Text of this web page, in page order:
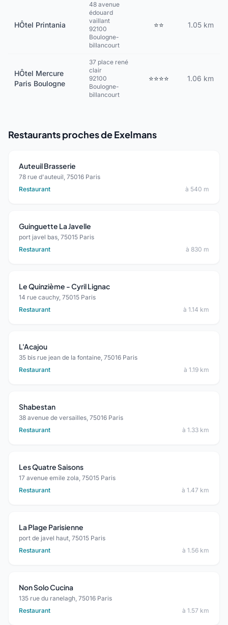
HÔtel Printania
48 avenue
édouard
vaillant
92100
Boulogne-
billancourt
⭐⭐ 1.05 km
HÔtel Mercure
Paris Boulogne
37 place rené
clair
92100
Boulogne-
billancourt
⭐⭐⭐⭐ 1.06 km
Restaurants proches de Exelmans
Auteuil Brasserie
78 rue d'auteuil, 75016 Paris
Restaurant
à 540 m
Guinguette La Javelle
port javel bas, 75015 Paris
Restaurant
à 830 m
Le Quinzième - Cyril Lignac
14 rue cauchy, 75015 Paris
Restaurant
à 1.14 km
L'Acajou
35 bis rue jean de la fontaine, 75016 Paris
Restaurant
à 1.19 km
Shabestan
38 avenue de versailles, 75016 Paris
Restaurant
à 1.33 km
Les Quatre Saisons
17 avenue emile zola, 75015 Paris
Restaurant
à 1.47 km
La Plage Parisienne
port de javel haut, 75015 Paris
Restaurant
à 1.56 km
Non Solo Cucina
135 rue du ranelagh, 75016 Paris
Restaurant
à 1.57 km